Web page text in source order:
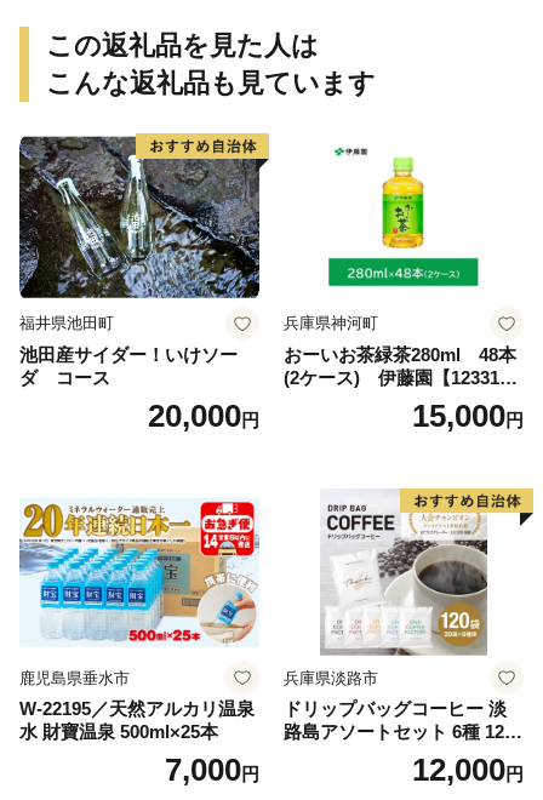
この返礼品を見た人は
こんな返礼品も見ています
福井県池田町
池田産サイダー！いけソー
ダ コース
20,000円
兵庫県神河町
おーいお茶緑茶280ml 48本
(2ケース) 伊藤園【123317
15,000円
鹿児島県垂水市
W-22195／天然アルカリ温泉
水 財寶温泉 500ml×25本
7,000円
兵庫県淡路市
ドリップバッグコーヒー 淡
路島アソートセット 6種 120
袋 飲み比べ コーヒー
12,000円